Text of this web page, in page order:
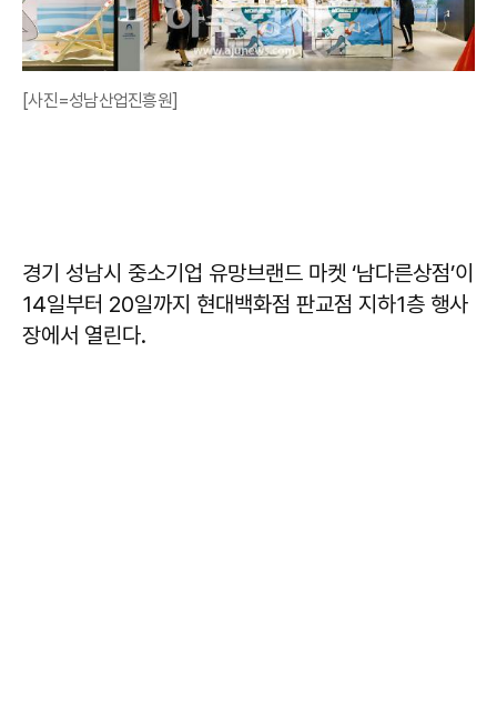
[사진=성남산업진흥원]
경기 성남시 중소기업 유망브랜드 마켓 ‘남다른상점’이
14일부터 20일까지 현대백화점 판교점 지하1층 행사
장에서 열린다.